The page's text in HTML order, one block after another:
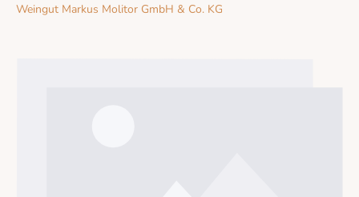
Weingut Markus Molitor GmbH & Co. KG